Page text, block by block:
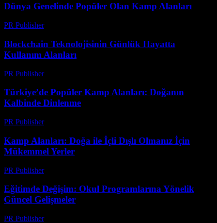
Dünya Genelinde Popüler Olan Kamp Alanları
PR Publisher-
Blockchain Teknolojisinin Günlük Hayatta
Kullanım Alanları
PR Publisher-
Türkiye’de Popüler Kamp Alanları: Doğanın
Kalbinde Dinlenme
PR Publisher-
Kamp Alanları: Doğa ile İçli Dışlı Olmanız İçin
Mükemmel Yerler
PR Publisher-
Eğitimde Değişim: Okul Programlarına Yönelik
Güncel Gelişmeler
PR Publisher-